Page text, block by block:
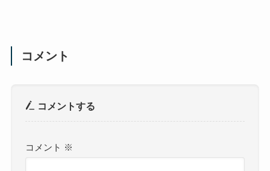
コメント
コメントする
コメント ※